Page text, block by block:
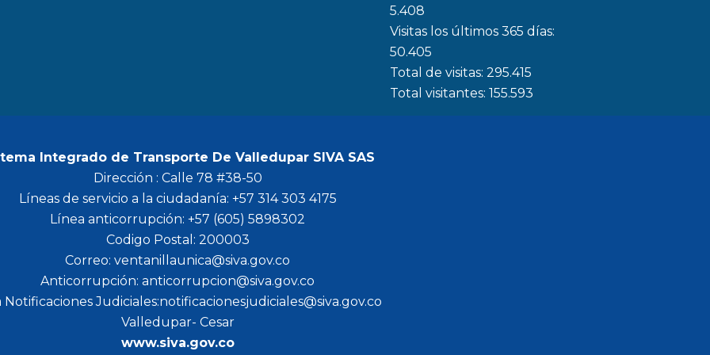
5.408
Visitas los últimos 365 días:
50.405
Total de visitas: 295.415
Total visitantes: 155.593
Integrado de Transporte De Valledupar SIVA SAS
Dirección : Calle 78 #38-50
Líneas de servicio a la ciudadanía: +57 314 303 4175
Línea anticorrupción: +57 (605) 5898302
Codigo Postal: 200003
Correo: ventanillaunica@siva.gov.co
Anticorrupción: anticorrupcion@siva.gov.co
Notificaciones Judiciales:notificacionesjudiciales@siva.gov.co
Valledupar- Cesar
www.siva.gov.co